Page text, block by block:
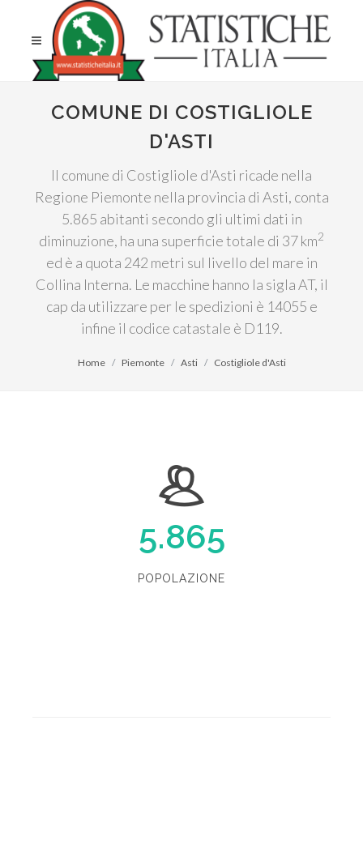
COMUNE DI COSTIGLIOLE
D'ASTI
Il comune di Costigliole d'Asti ricade nella
Regione Piemonte nella provincia di Asti, conta
5.865 abitanti secondo gli ultimi dati in
diminuzione, ha una superficie totale di 37 km2
ed è a quota 242 metri sul livello del mare in
Collina Interna. Le macchine hanno la sigla AT, il
cap da utilizzare per le spedizioni è 14055 e
infine il codice catastale è D119.
Home Piemonte Asti Costigliole d'Asti
5.865
POPOLAZIONE